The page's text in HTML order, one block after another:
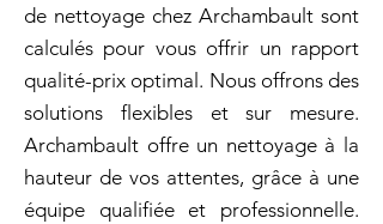
de nettoyage chez Archambault sont
calculés pour vous offrir un rapport
qualité-prix optimal. Nous offrons des
solutions flexibles et sur mesure.
Archambault offre un nettoyage à la
hauteur de vos attentes, grâce à une
équipe qualifiée et professionnelle.